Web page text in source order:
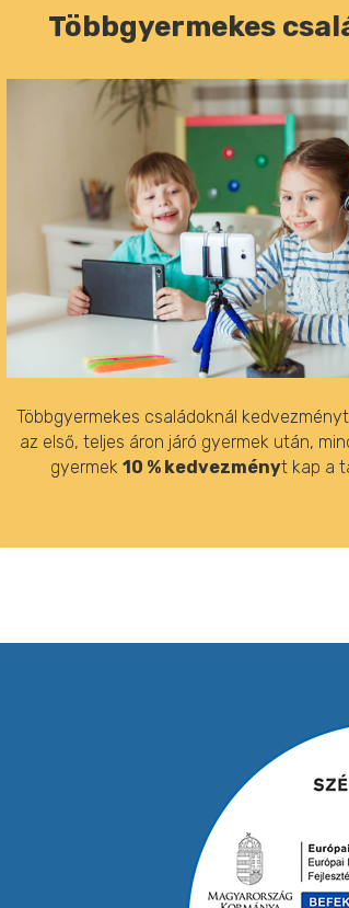
Többgyermekes
Többgyermekes családoknál
az első, teljes áron járó gyermek után,
gyermek10 % kedvezményt kap a